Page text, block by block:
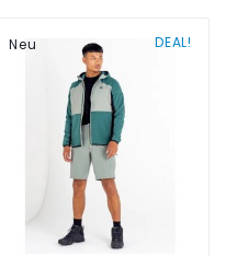
DEAL!
Neu